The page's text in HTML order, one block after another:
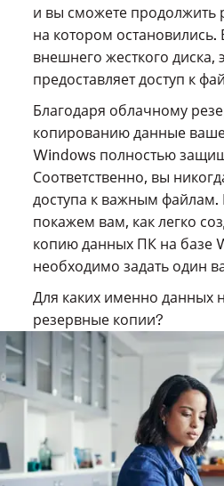
и вы сможете продолжить
на котором остановились.
внешнего жесткого диска,
предоставляет доступ к
Благодаря облачному
копированию данные
Windows полностью
Соответственно, вы
доступа к важным
покажем вам, как легко
копию данных ПК на базе
необходимо задать один
Для каких именно данных
резервные копии?